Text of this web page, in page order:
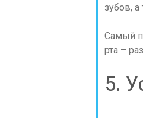
зубов,
Самый
рта –
5.